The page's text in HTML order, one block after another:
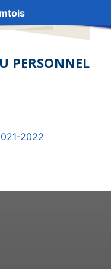
PERSONNEL
2022